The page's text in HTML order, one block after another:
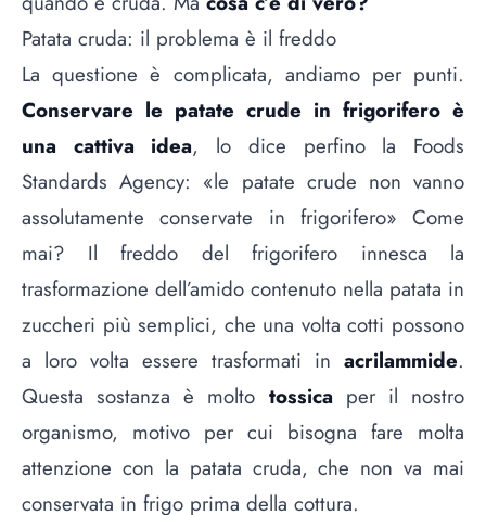
Patata cruda: il problema è il freddo
La questione è complicata, andiamo per punti.
Conservare le patate crude in frigorifero è
una cattiva idea, lo dice perfino la Foods
Standards Agency: «le patate crude non vanno
assolutamente conservate in frigorifero» Come
mai? Il freddo del frigorifero innesca la
trasformazione dell’amido contenuto nella patata in
zuccheri più semplici, che una volta cotti possono
a loro volta essere trasformati in acrilammide.
Questa sostanza è molto tossica per il nostro
organismo, motivo per cui bisogna fare molta
attenzione con la patata cruda, che non va mai
conservata in frigo prima della cottura.